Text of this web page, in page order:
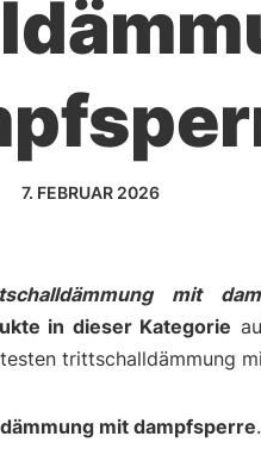
7. FEBRUAR 2026
mit
in dieser Kategorie
trittschalldämmung
mit dampfsperre.